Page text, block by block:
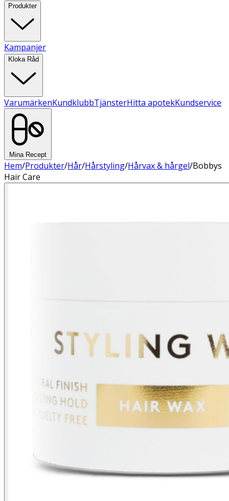
Produkter
Kampanjer
Kloka Råd
VarumärkenKundklubbTjänsterHitta apotekKundservice
Mina Recept
Hem/Produkter/Hår/Hårstyling/Hårvax & hårgel/Bobbys
Hair Care